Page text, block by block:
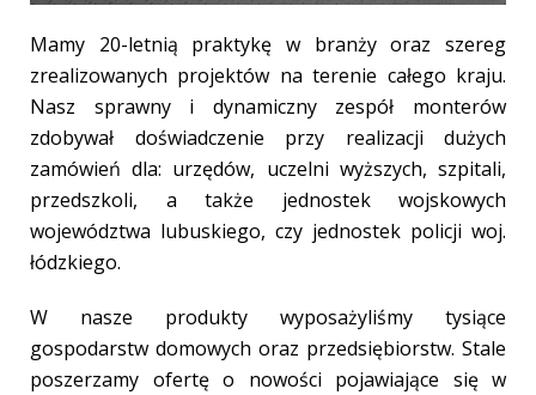
Mamy 20-letnią praktykę w branży oraz szereg
zrealizowanych projektów na terenie całego kraju.
Nasz sprawny i dynamiczny zespół monterów
zdobywał doświadczenie przy realizacji dużych
zamówień dla: urzędów, uczelni wyższych, szpitali,
przedszkoli, a także jednostek wojskowych
województwa lubuskiego, czy jednostek policji woj.
łódzkiego.
W nasze produkty wyposażyliśmy tysiące
gospodarstw domowych oraz przedsiębiorstw. Stale
poszerzamy ofertę o nowości pojawiające się w